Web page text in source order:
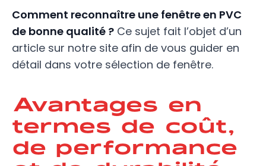
Comment reconnaître une fenêtre en PVC
de bonne qualité ? Ce sujet fait l’objet d’un
article sur notre site afin de vous guider en
détail dans votre sélection de fenêtre.
Avantages en
termes de coût,
de performance